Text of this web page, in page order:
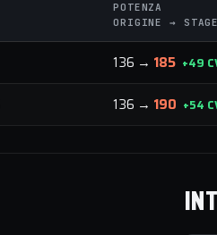
POTENZA
ORIGINE →
136 → 185 +49
136 → 190 +54